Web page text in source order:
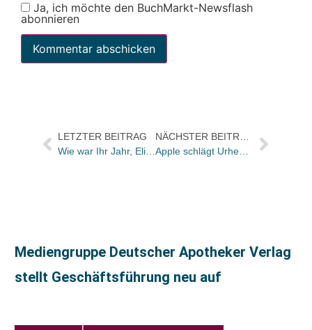
Ja, ich möchte den BuchMarkt-Newsflash
abonnieren
LETZTER BEITRAG
Wie war Ihr Jahr, Elisabeth Sandmann?
Mediengruppe Deutscher Apotheker Verlag
stellt Geschäftsführung neu auf